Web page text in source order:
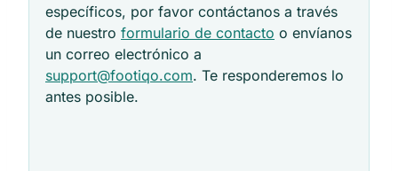
específicos, por favor contáctanos a través
de nuestro formulario de contacto o envíanos
un correo electrónico a
support@footiqo.com. Te responderemos lo
antes posible.